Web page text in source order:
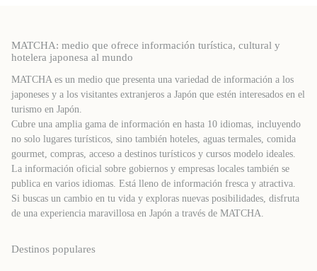
MATCHA: medio que ofrece información turística, cultural y
hotelera japonesa al mundo
MATCHA es un medio que presenta una variedad de información a los
japoneses y a los visitantes extranjeros a Japón que estén interesados ​​en el
turismo en Japón.
Cubre una amplia gama de información en hasta 10 idiomas, incluyendo
no solo lugares turísticos, sino también hoteles, aguas termales, comida
gourmet, compras, acceso a destinos turísticos y cursos modelo ideales.
La información oficial sobre gobiernos y empresas locales también se
publica en varios idiomas. Está lleno de información fresca y atractiva.
Si buscas un cambio en tu vida y exploras nuevas posibilidades, disfruta
de una experiencia maravillosa en Japón a través de MATCHA.
Destinos populares